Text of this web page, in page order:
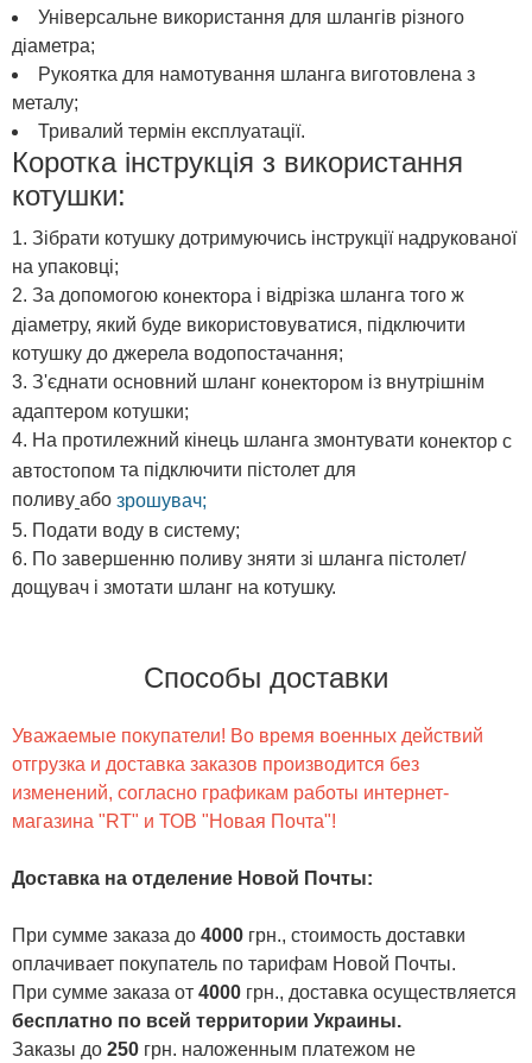
Універсальне використання для шлангів різного
діаметра;
Рукоятка для намотування шланга виготовлена з
металу;
Тривалий термін експлуатації.
Коротка інструкція з використання
котушки:
Зібрати котушку дотримуючись інструкції надрукованої
на упаковці;
За допомогою конектора і відрізка шланга того ж
діаметру, який буде використовуватися, підключити
котушку до джерела водопостачання;
З'єднати основний шланг конектором із внутрішнім
адаптером котушки;
На протилежний кінець шланга змонтувати конектор с
автостопом та підключити пістолет для
поливу або зрошувач;
Подати воду в систему;
По завершенню поливу зняти зі шланга пістолет/
дощувач і змотати шланг на котушку.
Способы доставки
Уважаемые покупатели! Во время военных действий
отгрузка и доставка заказов производится без
изменений, согласно графикам работы интернет-
магазина "RT" и ТОВ "Новая Почта"!
Доставка на отделение Новой Почты:
При сумме заказа до 4000 грн., стоимость доставки
оплачивает покупатель по тарифам Новой Почты.
При сумме заказа от 4000 грн., доставка осуществляется
бесплатно по всей территории Украины.
Заказы до 250 грн. наложенным платежом не